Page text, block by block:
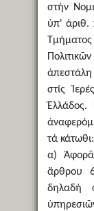
στήν
ὑπ' ἀριθ.
στίς
Ἑλλάδος.
τά κάτωθι:
α) Ἀφορᾶ
ἄρθρου
δηλαδή